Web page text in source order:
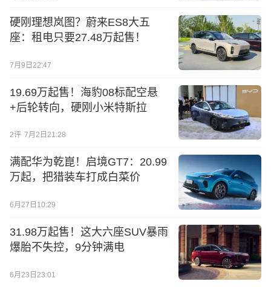
硬刚理想岚图？蔚来ES8大五
座：租电只要27.48万起售！
7月9日22:47
19.69万起售！海豹08标配空悬
+后轮转向，硬刚小米特斯拉
2评 7月2日21:28
满配华为乾崑！启境GT7：20.99
万起，把猎装车打成白菜价
6月27日10:29
31.98万起售！这大六座SUV暴雨
爆胎不失控，9分钟满电
6月23日23:01